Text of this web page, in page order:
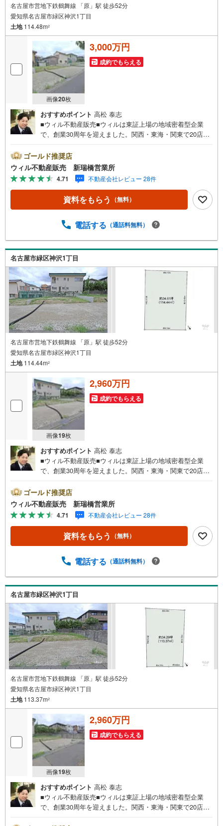
名古屋市営地下鉄鶴舞線 「原」駅 徒歩52分
愛知県名古屋市緑区神沢1丁目
土地114.48m2
画像20枚
3,000万円
成約でもらえる
おすすめポイント 高松 泰志
■ウィル不動産販売■ウィルは東証上場の地域密着型企業
で、創業30周年を迎えました。関西・東海・関東で20店舗
です。新瑞橋駅から徒歩1分の店舗には、キッズスペースや
おむつ替えスペースを完備しており、お子様連れのお客様
も安心してご利用いただけます。●平日のお住まい探しの方
へ●弊社では平日にご内覧や契約を希望されるお客様のため
に、「平日会員制度」という割引プランをご用意していま
す。●お仕事で忙しい方へ●午前10時から午後7時まで、毎
間外でのご内覧にも対応いたします。また、オンライン内
弊社は定休日なく営業しており、当日のご内覧も承りま
す。弊社で掲載している物件以外にもご紹介可能ですの
で、一度ご相談ください。●その他の相談もプロが対応●物
件に関することはもちろん、住宅ローンなどの資金面やリ
フォームに関することなど、お住まいに関するどんなこと
でもお気軽にご相談ください。
ゴールド推奨店
ウィル不動産販売 新瑞橋営業所
4.71 不動産会社レビュー 28件
資料をもらう （無料）
電話する （通話料無料）
名古屋市緑区神沢1丁目
名古屋市営地下鉄鶴舞線 「原」駅 徒歩52分
愛知県名古屋市緑区神沢1丁目
土地114.44m2
画像19枚
2,960万円
成約でもらえる
おすすめポイント 高松 泰志
■ウィル不動産販売■ウィルは東証上場の地域密着型企業
で、創業30周年を迎えました。関西・東海・関東で20店舗
です。新瑞橋駅から徒歩1分の店舗には、キッズスペースや
おむつ替えスペースを完備しており、お子様連れのお客様
も安心してご利用いただけます。●平日のお住まい探しの方
へ●弊社では平日にご内覧や契約を希望されるお客様のため
に、「平日会員制度」という割引プランをご用意していま
す。●お仕事で忙しい方へ●午前10時から午後7時まで、毎
間外でのご内覧にも対応いたします。また、オンライン内
弊社は定休日なく営業しており、当日のご内覧も承りま
す。弊社で掲載している物件以外にもご紹介可能ですの
で、一度ご相談ください。●その他の相談もプロが対応●物
件に関することはもちろん、住宅ローンなどの資金面やリ
フォームに関することなど、お住まいに関するどんなこと
でもお気軽にご相談ください。
ゴールド推奨店
ウィル不動産販売 新瑞橋営業所
4.71 不動産会社レビュー 28件
資料をもらう （無料）
電話する （通話料無料）
名古屋市緑区神沢1丁目
名古屋市営地下鉄鶴舞線 「原」駅 徒歩52分
愛知県名古屋市緑区神沢1丁目
土地113.37m2
画像19枚
2,960万円
成約でもらえる
おすすめポイント 高松 泰志
■ウィル不動産販売■ウィルは東証上場の地域密着型企業
で、創業30周年を迎えました。関西・東海・関東で20店舗